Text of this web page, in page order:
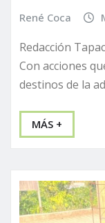
René Coca
Redacción
Con acciones
destinos de la
MÁS +